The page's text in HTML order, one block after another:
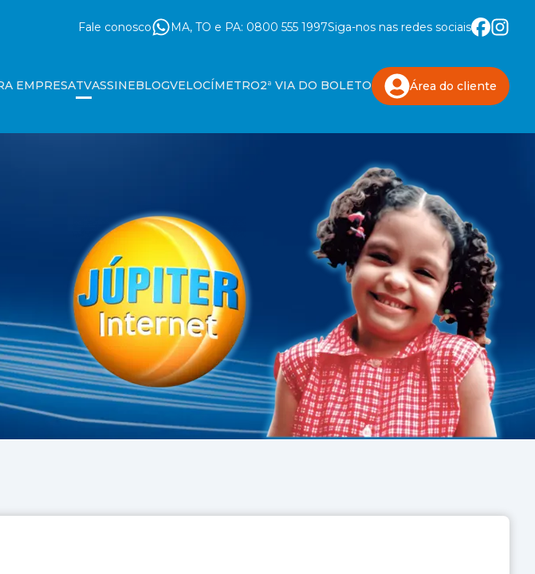
Fale conosco MA, TO e PA: 0800 555 1997Siga-nos nas redes sociais
EMPRESATVASSINEBLOGVELOCÍMETRO2ª VIA DO BOLETO Área do cliente